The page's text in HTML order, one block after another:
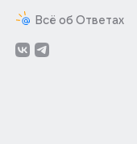
Всё об Ответах